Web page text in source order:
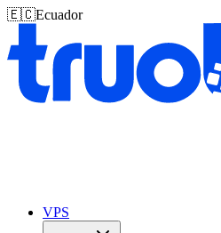
🇪🇨Ecuador
VPS